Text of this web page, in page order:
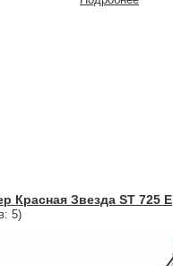
Красная Звезда ST 725 E
5)